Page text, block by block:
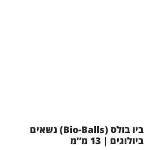
ביו בולס (Bio-Balls) נשאים
ביולוגים | 13 מ”מ